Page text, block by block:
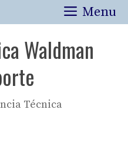
Menu
Waldman
Técnica